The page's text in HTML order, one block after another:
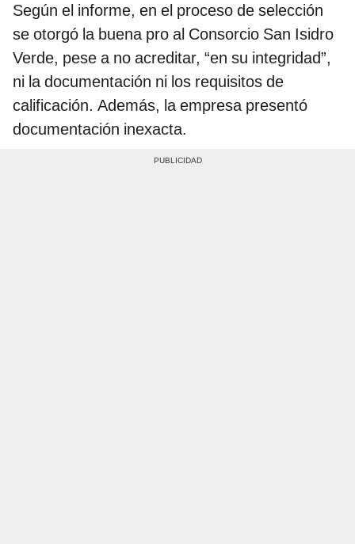
Según el informe, en el proceso de selección
se otorgó la buena pro al Consorcio San Isidro
Verde, pese a no acreditar, “en su integridad”,
ni la documentación ni los requisitos de
calificación. Además, la empresa presentó
documentación inexacta.